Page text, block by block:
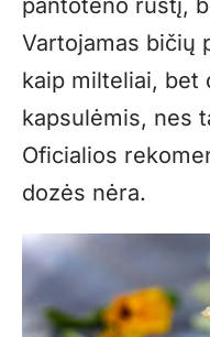
Vartojamas bičių
kaip milteliai, bet
kapsulėmis, nes
Oficialios
dozės nėra.